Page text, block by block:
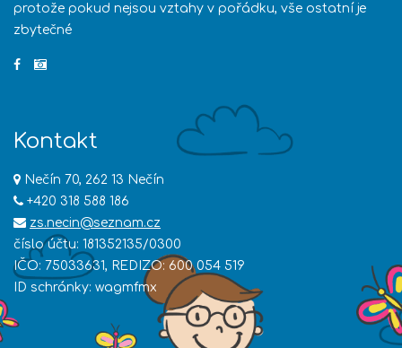
protože pokud nejsou vztahy v pořádku, vše ostatní je
zbytečné
Kontakt
Nečín 70, 262 13 Nečín
+420 318 588 186
zs.necin@seznam.cz
číslo účtu: 181352135/0300
IČO: 75033631, REDIZO: 600 054 519
ID schránky: wagmfmx